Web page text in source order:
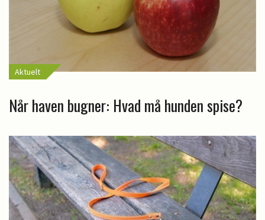
Aktuelt
Når haven bugner: Hvad må hunden spise?